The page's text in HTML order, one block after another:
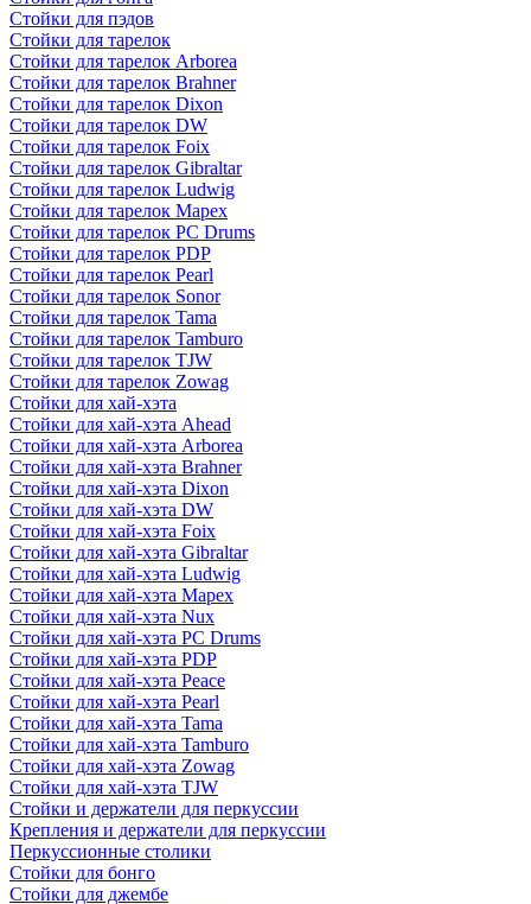
Стойки для пэдов
Стойки для тарелок
Стойки для тарелок Arborea
Стойки для тарелок Brahner
Стойки для тарелок Dixon
Стойки для тарелок DW
Стойки для тарелок Foix
Стойки для тарелок Gibraltar
Стойки для тарелок Ludwig
Стойки для тарелок Mapex
Стойки для тарелок PC Drums
Стойки для тарелок PDP
Стойки для тарелок Pearl
Стойки для тарелок Sonor
Стойки для тарелок Tama
Стойки для тарелок Tamburo
Стойки для тарелок TJW
Стойки для тарелок Zowag
Стойки для хай-хэта
Стойки для хай-хэта Ahead
Стойки для хай-хэта Arborea
Стойки для хай-хэта Brahner
Стойки для хай-хэта Dixon
Стойки для хай-хэта DW
Стойки для хай-хэта Foix
Стойки для хай-хэта Gibraltar
Стойки для хай-хэта Ludwig
Стойки для хай-хэта Mapex
Стойки для хай-хэта Nux
Стойки для хай-хэта PC Drums
Стойки для хай-хэта PDP
Стойки для хай-хэта Peace
Стойки для хай-хэта Pearl
Стойки для хай-хэта Tama
Стойки для хай-хэта Tamburo
Стойки для хай-хэта Zowag
Стойки для хай-хэта TJW
Стойки и держатели для перкуссии
Крепления и держатели для перкуссии
Перкуссионные столики
Стойки для бонго
Стойки для джембе